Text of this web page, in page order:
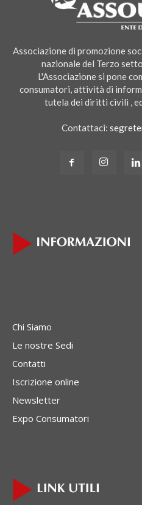
Associazione di promozione
nazionale del Terzo
L'Associazione si pone
consumatori, attività di
tutela dei diritti civili ,
Contattaci:
Chi Siamo
Le nostre Sedi
Contatti
Iscrizione online
Newsletter
Expo Consumatori